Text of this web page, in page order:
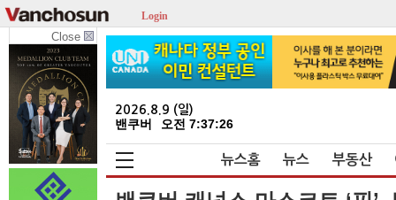
Login
Close
2026.8.9 (일)
밴쿠버 오전 7:37:26
뉴스홈 뉴스 부동산